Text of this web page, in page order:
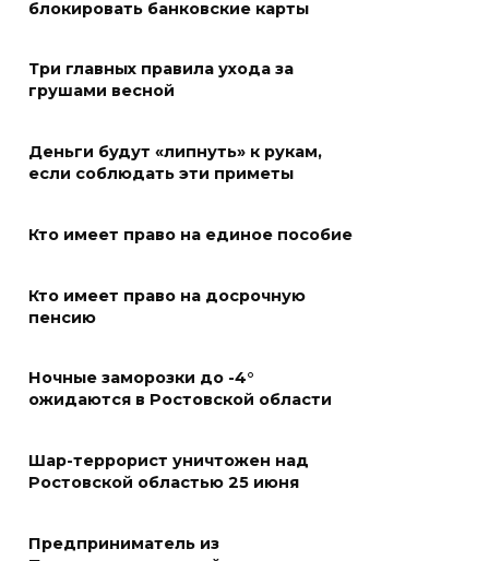
07 августа 2026 18:28
«Метеор» «Андрей Байков»
Меры поддержки после ЧС
взаимодействие участников
избирательного процесса в
07 августа 2026 17:14
В Ростове доходный дом
Емельяновых на Большой
специалисты
блокировать банковские карты
Три главных правила ухода за
грушами весной
Деньги будут «липнуть» к рукам,
если соблюдать эти приметы
Кто имеет право на единое пособие
Кто имеет право на досрочную
пенсию
Ночные заморозки до -4°
ожидаются в Ростовской области
Шар-террорист уничтожен над
Ростовской областью 25 июня
Предприниматель из